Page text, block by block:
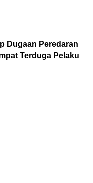
Dugaan Peredaran
Terduga Pelaku